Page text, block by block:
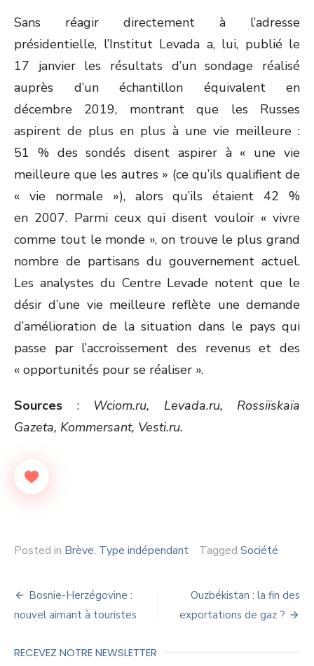
Sans réagir directement à l’adresse
présidentielle, l’Institut Levada a, lui, publié le
17 janvier les résultats d’un sondage réalisé
auprès d’un échantillon équivalent en
décembre 2019, montrant que les Russes
aspirent de plus en plus à une vie meilleure :
51 % des sondés disent aspirer à « une vie
meilleure que les autres » (ce qu’ils qualifient de
« vie normale »), alors qu’ils étaient 42 %
en 2007. Parmi ceux qui disent vouloir « vivre
comme tout le monde », on trouve le plus grand
nombre de partisans du gouvernement actuel.
Les analystes du Centre Levade notent que le
désir d’une vie meilleure reflète une demande
d’amélioration de la situation dans le pays qui
passe par l’accroissement des revenus et des
« opportunités pour se réaliser ».
Sources : Wciom.ru, Levada.ru,
Rossiïskaïa
Gazeta, Kommersant, Vesti.ru.
Posted in Brève, Type indépendant Tagged Société
Navigation
de
l’article
Bosnie-Herzégovine :
nouvel aimant à touristes
Ouzbékistan : la fin des
exportations de gaz ?
RECEVEZ NOTRE NEWSLETTER